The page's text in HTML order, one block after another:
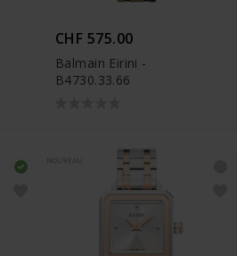
CHF 575.00
Balmain Eirini -
B4730.33.66
NOUVEAU